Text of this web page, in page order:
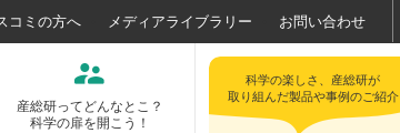
コミの方へ メディアライブラリー お問い合わせ
産総研ってどんなとこ？
科学の扉を開こう！
科学の楽しさ、産総研が
取り組んだ製品や事例のご紹介